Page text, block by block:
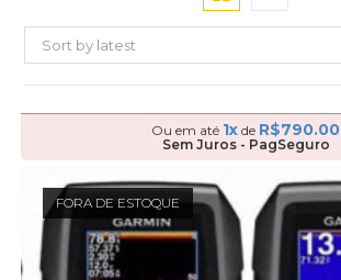
Sort by latest
Ou em até 1x de R$790.00
Sem Juros - PagSeguro
FORA DE ESTOQUE